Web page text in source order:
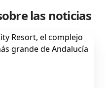
las noticias